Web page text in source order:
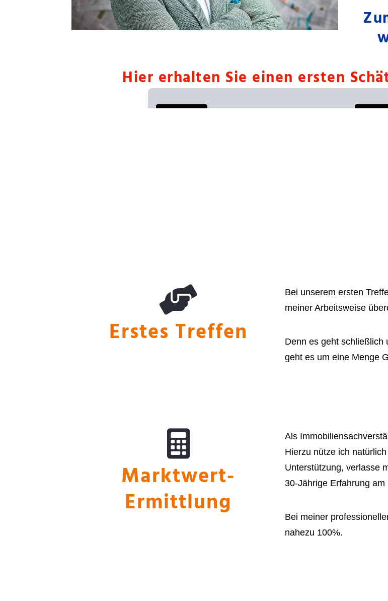
Hier erhalten Sie einen ersten
Erstes Treffen
Erstes Treffen
Bei unserem ersten
meiner Arbeitsweise
Denn es geht schließlich
geht es um eine Menge
Marktwertermittlung
Marktwert-
Ermittlung
Als
Hierzu nütze ich
Unterstützung, verlasse
30-Jährige Erfahrung
Bei meiner
nahezu 100%.